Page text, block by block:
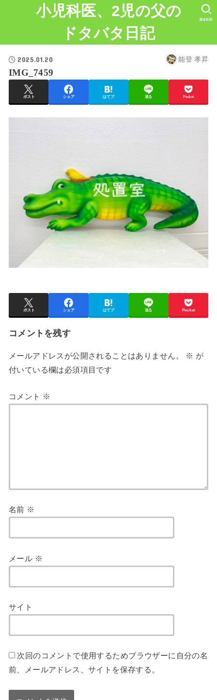
小児科医、2児の父の
ドタバタ日記
SEARCH
2025.01.20 能登 孝昇
IMG_7459
ポスト シェア はてブ 送る Pocket
ポスト シェア はてブ 送る Pocket
コメントを残す
メールアドレスが公開されることはありません。 ※ が
付いている欄は必須項目です
コメント ※
名前 ※
メール ※
サイト
次回のコメントで使用するためブラウザーに自分の名
前、メールアドレス、サイトを保存する。